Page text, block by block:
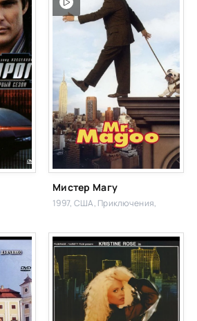
Мистер Магу
1997, США, Приключения,